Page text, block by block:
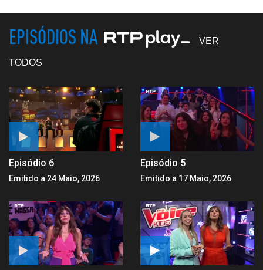
EPISÓDIOS NA VER
TODOS
Episódio 6
Emitido a 24 Maio, 2026
Episódio 5
Emitido a 17 Maio, 2026